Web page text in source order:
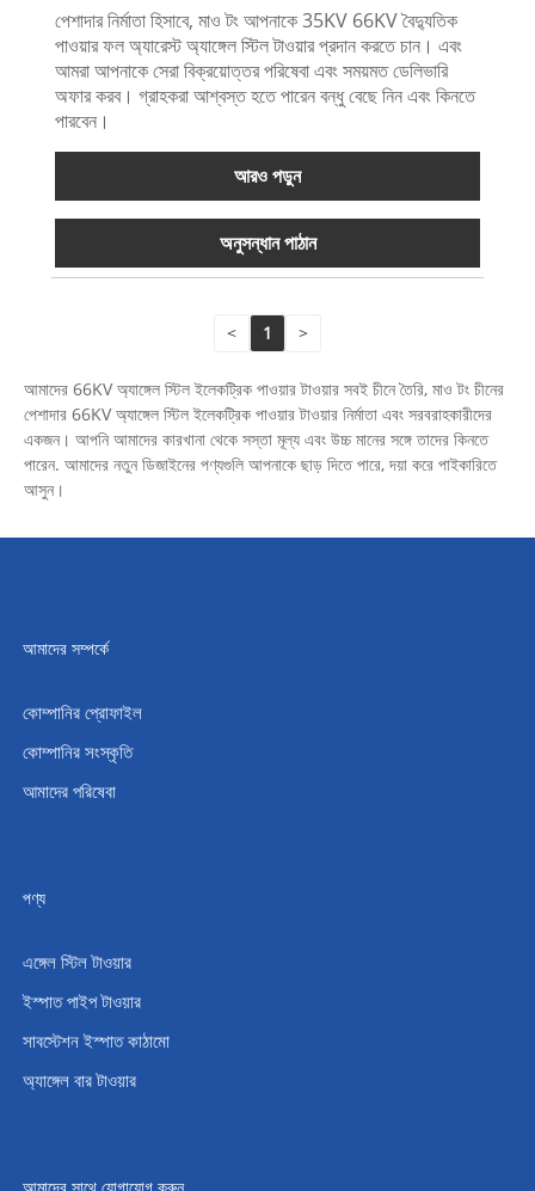
পেশাদার নির্মাতা হিসাবে, মাও টং আপনাকে 35KV 66KV বৈদ্যুতিক
পাওয়ার ফল অ্যারেস্ট অ্যাঙ্গেল স্টিল টাওয়ার প্রদান করতে চান। এবং
আমরা আপনাকে সেরা বিক্রয়োত্তর পরিষেবা এবং সময়মত ডেলিভারি
অফার করব। গ্রাহকরা আশ্বস্ত হতে পারেন বন্ধু বেছে নিন এবং কিনতে
পারবেন।
আরও পড়ুন
অনুসন্ধান পাঠান
< 1 >
আমাদের 66KV অ্যাঙ্গেল স্টিল ইলেকট্রিক পাওয়ার টাওয়ার সবই চীনে তৈরি, মাও টং চীনের
পেশাদার 66KV অ্যাঙ্গেল স্টিল ইলেকট্রিক পাওয়ার টাওয়ার নির্মাতা এবং সরবরাহকারীদের
একজন। আপনি আমাদের কারখানা থেকে সস্তা মূল্য এবং উচ্চ মানের সঙ্গে তাদের কিনতে
পারেন. আমাদের নতুন ডিজাইনের পণ্যগুলি আপনাকে ছাড় দিতে পারে, দয়া করে পাইকারিতে
আসুন।
আমাদের সম্পর্কে
কোম্পানির প্রোফাইল
কোম্পানির সংস্কৃতি
আমাদের পরিষেবা
পণ্য
এঙ্গেল স্টিল টাওয়ার
ইস্পাত পাইপ টাওয়ার
সাবস্টেশন ইস্পাত কাঠামো
অ্যাঙ্গেল বার টাওয়ার
আমাদের সাথে যোগাযোগ করুন